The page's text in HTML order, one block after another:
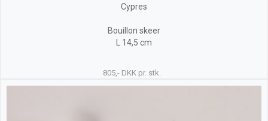
Cypres
Bouillon skeer
L 14,5 cm
805,- DKK pr. stk.